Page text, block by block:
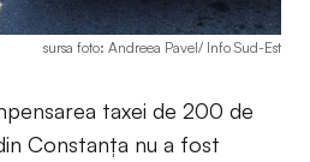
sursa foto: Andreea Pavel/ Info Sud-Est
taxei de 200 de
Constanța nu a fost